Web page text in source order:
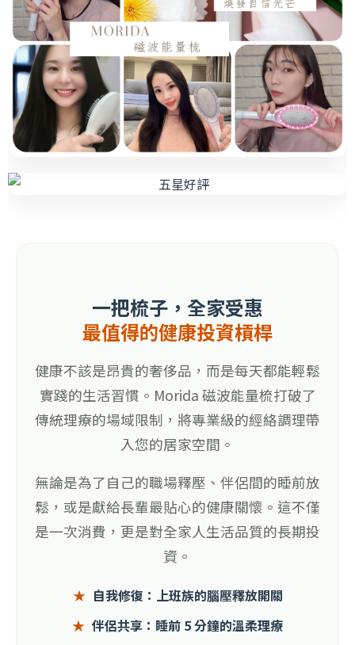
一把梳子，全家受惠
最值得的健康投資槓桿
健康不該是昂貴的奢侈品，而是每天都能輕鬆
實踐的生活習慣。Morida 磁波能量梳打破了
傳統理療的場域限制，將專業級的經絡調理帶
入您的居家空間。
無論是為了自己的職場釋壓、伴侶間的睡前放
鬆，或是獻給長輩最貼心的健康關懷。這不僅
是一次消費，更是對全家人生活品質的長期投
資。
自我修復：上班族的腦壓釋放開關
伴侶共享：睡前 5 分鐘的溫柔理療